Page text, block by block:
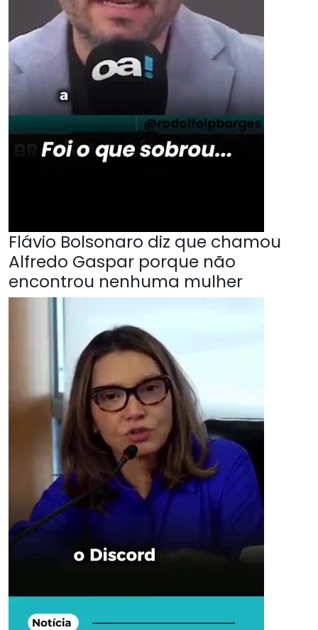
Flávio Bolsonaro diz que chamou
Alfredo Gaspar porque não
encontrou nenhuma mulher